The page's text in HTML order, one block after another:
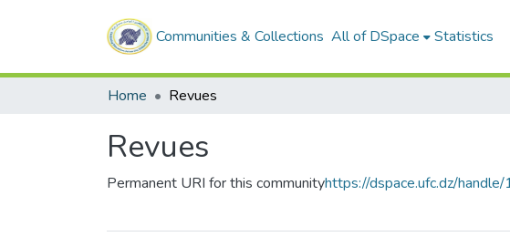
Communities & Collections All of DSpace Statistics
Home Revues
Revues
Permanent URI for this communityhttps://dspace.ufc.dz/